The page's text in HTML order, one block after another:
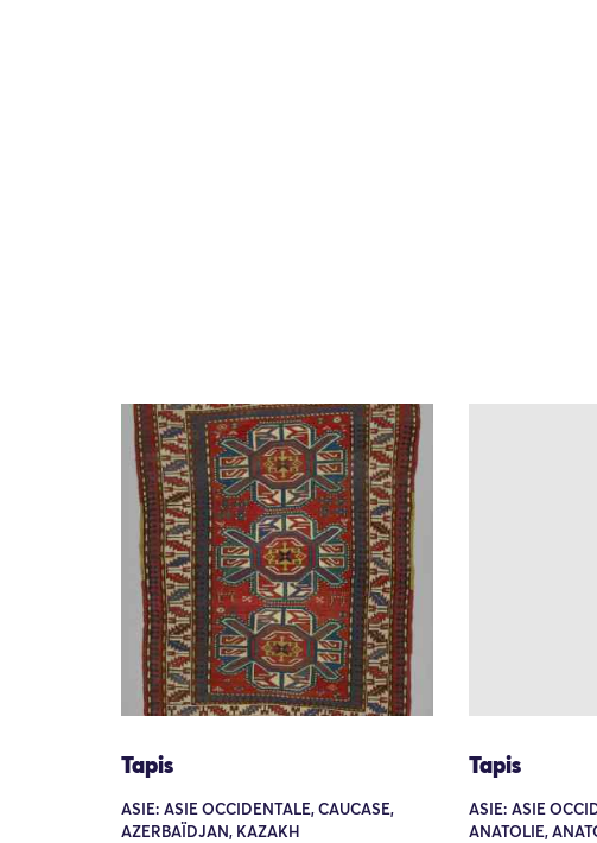
Tapis
ASIE: ASIE OCCIDENTALE, CAUCASE,
AZERBAÏDJAN, KAZAKH
Tapis
ASIE: ASIE
ANATOLIE,